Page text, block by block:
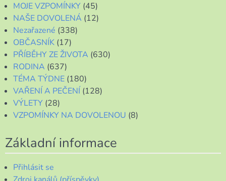
MOJE VZPOMÍNKY (45)
NAŠE DOVOLENÁ (12)
Nezařazené (338)
OBČASNÍK (17)
PŘÍBĚHY ZE ŽIVOTA (630)
RODINA (637)
TÉMA TÝDNE (180)
VAŘENÍ A PEČENÍ (128)
VÝLETY (28)
VZPOMÍNKY NA DOVOLENOU (8)
Základní informace
Přihlásit se